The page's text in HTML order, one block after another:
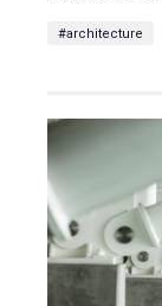
#architecture